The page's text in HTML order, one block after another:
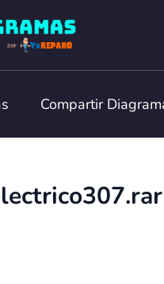
Compartir